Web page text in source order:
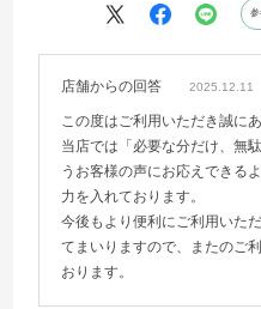
参
店舗からの回答 2025.12.11
この度はご利用いただき誠に
当店では「必要な分だけ、無
うお客様の声にお応えできる
力を入れております。
今後もより便利にご利用いた
てまいりますので、またのご
おります。